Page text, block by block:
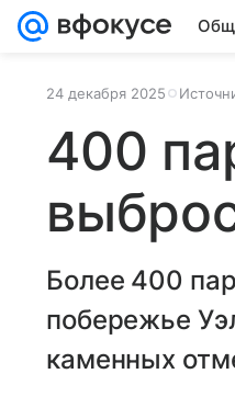
24 декабря 2025
400
Более 400
побережье
каменных